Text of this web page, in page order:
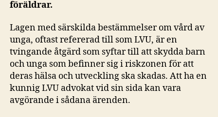
föräldrar.
Lagen med särskilda bestämmelser om vård av
unga, oftast refererad till som LVU, är en
tvingande åtgärd som syftar till att skydda barn
och unga som befinner sig i riskzonen för att
deras hälsa och utveckling ska skadas. Att ha en
kunnig LVU advokat vid sin sida kan vara
avgörande i sådana ärenden.